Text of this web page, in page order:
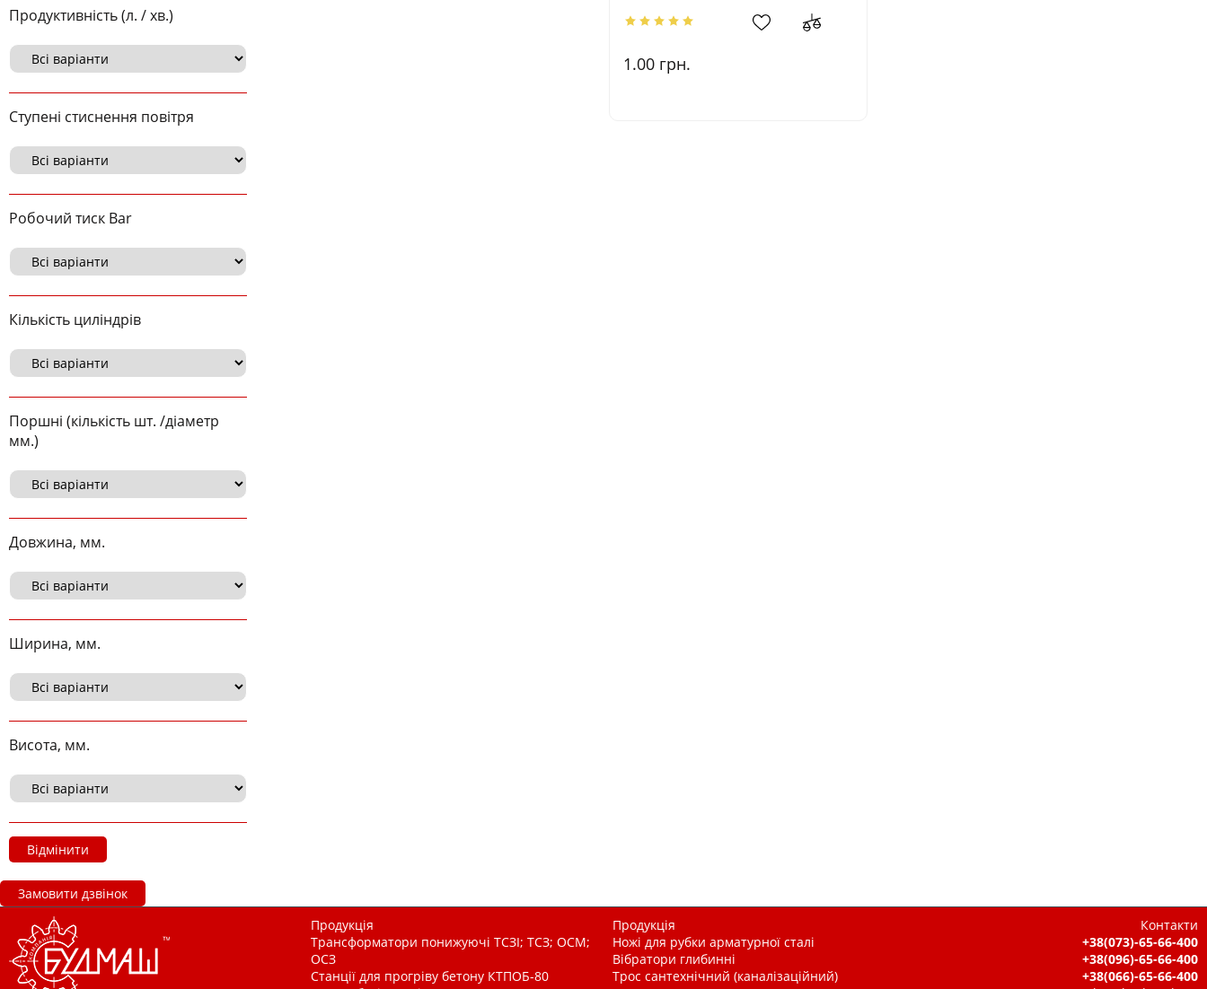
Продуктивність (л. / хв.)
Ступені стиснення повітря
Робочий тиск Bar
Кількість циліндрів
Поршні (кількість шт. /діаметр
мм.)
Довжина, мм.
Ширина, мм.
Висота, мм.
Відмінити
Замовити дзвінок
1.00 грн.
Продукція
Трансформатори понижуючі ТСЗІ; ТСЗ; ОСМ;
ОСЗ
Станції для прогріву бетону КТПОБ-80
Продукція
Ножі для рубки арматурної сталі
Вібратори глибинні
Трос сантехнічний (каналізаційний)
Контакти
+38(073)-65-66-400
+38(096)-65-66-400
+38(066)-65-66-400